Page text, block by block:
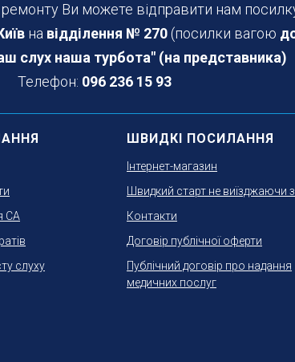
ремонту Ви можете відправити нам
на відділення № 270 (посилки вагою
слух наша турбота" (на представника)
Телефон: 096 236 15 93
СА
слуху
ШВИДКІ ПОСИЛАННЯ
Інтернет-магазин
Швидкий старт не виїзджаючи
Контакти
Договір публічної оферти
Публічний договір про надання
медичних послуг